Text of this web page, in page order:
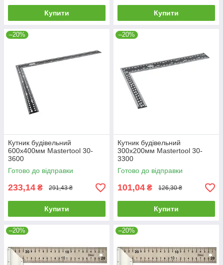
Купити Купити
–20%
Кутник будівельний
600х400мм Mastertool 30-
3600
Готово до відправки
233,14 ₴ 291,43 ₴
Купити
–20%
Кутник будівельний
300х200мм Mastertool 30-
3300
Готово до відправки
101,04 ₴ 126,30 ₴
Купити
–20% –20%